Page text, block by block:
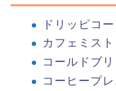
ドリッピコ
カフェミス
コールドブ
コーヒープ